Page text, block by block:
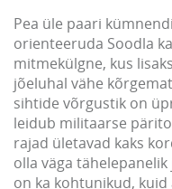
Pea üle paari
orienteeruda Soodla
mitmekülgne, kus
jõeluhal vähe
sihtide võrgustik on
leidub militaarse
rajad ületavad kaks
olla väga
on ka kohtunikud,